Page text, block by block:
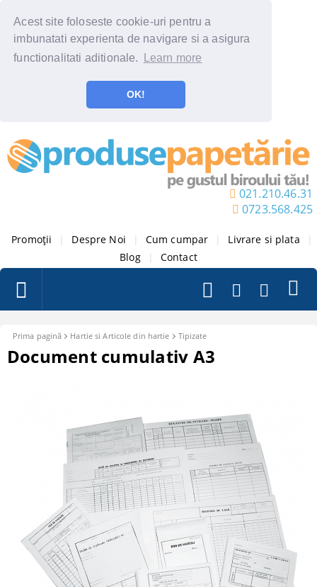
Acest site foloseste cookie-uri pentru a
imbunatati experienta de navigare si a asigura
functionalitati aditionale.
Learn more
OK!
021.210.46.31
0723.568.425
Promoții Despre Noi Cum cumpar Livrare si plata
Blog
Contact
Prima pagină Hartie si Articole din hartie Tipizate
Document cumulativ A3